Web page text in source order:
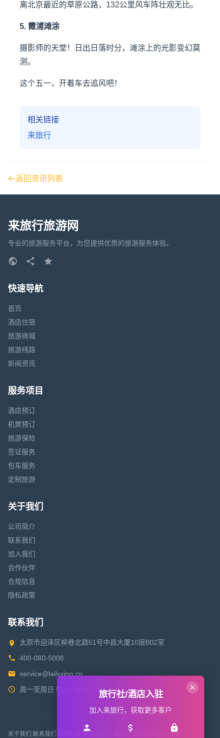
离北京最近的草原公路，132公里风车阵壮观无比。
5. 霞浦滩涂
摄影师的天堂！日出日落时分，滩涂上的光影变幻莫
测。
这个五一，开着车去追风吧！
相关链接
来旅行
返回资讯列表
来旅行旅游网
专业的旅游服务平台，为您提供优质的旅游服务体验。
快速导航
首页
酒店住宿
旅游商城
旅游线路
新闻资讯
服务项目
酒店预订
机票预订
旅游保险
签证服务
包车服务
定制旅游
关于我们
公司简介
联系我们
加入我们
合作伙伴
合规信息
隐私政策
联系我们
太原市迎泽区柳巷北路51号中昌大厦10层B02室
400-080-5008
service@lailvxing.cn
周一至周日 9:00-21:00
关于我们 联系我们 用户协议
旅行社/酒店入驻
加入来旅行，获取更多客户